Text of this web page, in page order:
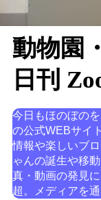
動物園
日刊
今日もほのぼの
の公式WEBサイ
情報や楽しいブ
ゃんの誕生や移
真・動画の発見
超。メディアを